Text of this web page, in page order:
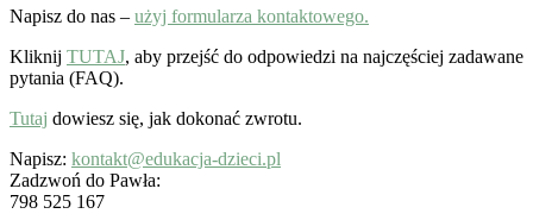
Napisz do nas – użyj formularza kontaktowego.
Kliknij TUTAJ, aby przejść do odpowiedzi na najczęściej zadawane
pytania (FAQ).
Tutaj dowiesz się, jak dokonać zwrotu.
Napisz: kontakt@edukacja-dzieci.pl
Zadzwoń do Pawła:
798 525 167